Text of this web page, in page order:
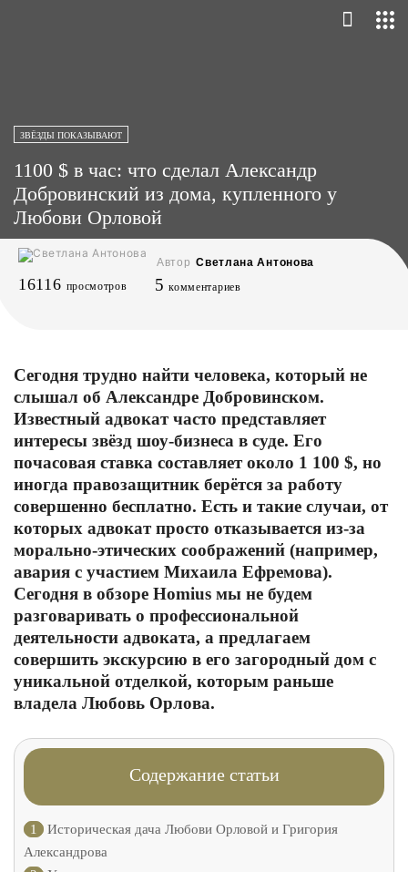
ЗВЁЗДЫ ПОКАЗЫВАЮТ
1100 $ в час: что сделал Александр
Добровинский из дома, купленного у
Любови Орловой
Автор Светлана Антонова
16116 просмотров 5 комментариев
Сегодня трудно найти человека, который не
слышал об Александре Добровинском.
Известный адвокат часто представляет
интересы звёзд шоу-бизнеса в суде. Его
почасовая ставка составляет около 1 100 $, но
иногда правозащитник берётся за работу
совершенно бесплатно. Есть и такие случаи, от
которых адвокат просто отказывается из-за
морально-этических соображений (например,
авария с участием Михаила Ефремова).
Сегодня в обзоре Homius мы не будем
разговаривать о профессиональной
деятельности адвоката, а предлагаем
совершить экскурсию в его загородный дом с
уникальной отделкой, которым раньше
владела Любовь Орлова.
Содержание статьи
1
Историческая дача Любови Орловой и Григория
Александрова